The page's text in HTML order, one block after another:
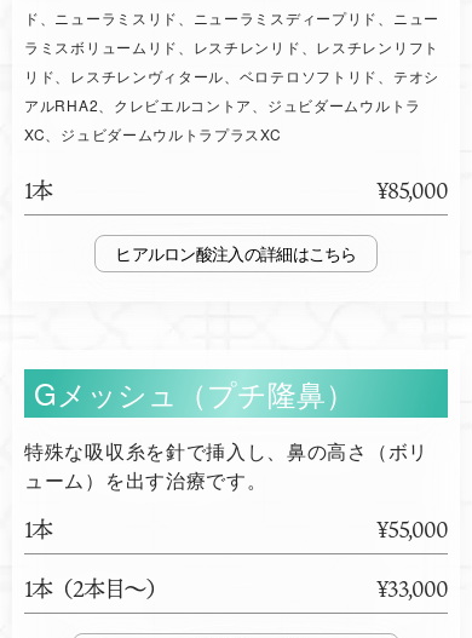
ド、ニューラミスリド、ニューラミスディープリド、ニュー
ラミスボリュームリド、レスチレンリド、レスチレンリフト
リド、レスチレンヴィタール、ベロテロソフトリド、テオシ
アルRHA2、クレビエルコントア、ジュビダームウルトラ
XC、ジュビダームウルトラプラスXC
1本 ¥85,000
ヒアルロン酸注入
Gメッシュ（プチ隆鼻）
特殊な吸収糸を針で挿入し、鼻の高さ（ボリ
ューム）を出す治療です。
1本
¥55,000
1本（2本目～）
¥33,000